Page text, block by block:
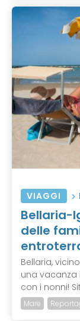
VIAGGI
Bellaria-
delle
Bellaria,
una vacanza
con i nonni!
Mare